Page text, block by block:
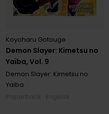
Demon Slayer: Kimetsu no
Yaiba, Vol. 9
Koyoharu Gotouge
Demon Slayer: Kimetsu no
Yaiba